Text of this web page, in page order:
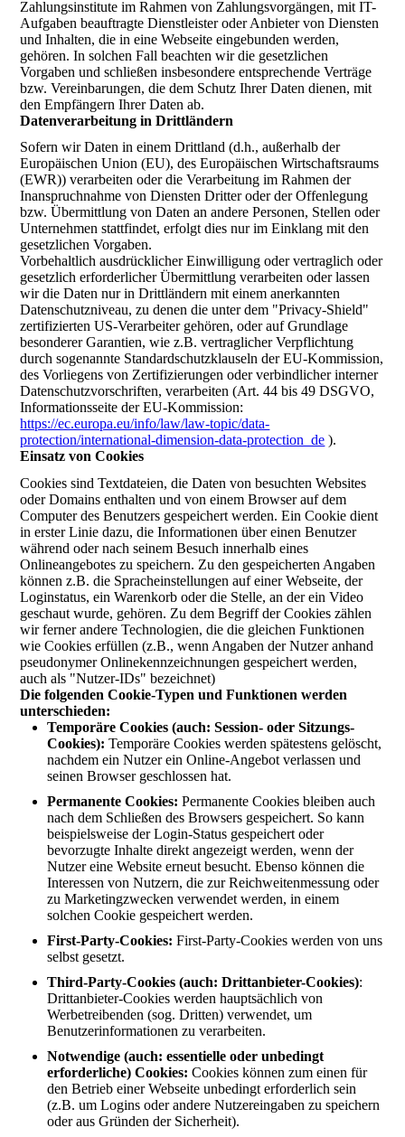
Zahlungsinstitute im Rahmen von Zahlungsvorgängen, mit IT-
Aufgaben beauftragte Dienstleister oder Anbieter von Diensten
und Inhalten, die in eine Webseite eingebunden werden,
gehören. In solchen Fall beachten wir die gesetzlichen
Vorgaben und schließen insbesondere entsprechende Verträge
bzw. Vereinbarungen, die dem Schutz Ihrer Daten dienen, mit
den Empfängern Ihrer Daten ab.
Datenverarbeitung in Drittländern
Sofern wir Daten in einem Drittland (d.h., außerhalb der
Europäischen Union (EU), des Europäischen Wirtschaftsraums
(EWR)) verarbeiten oder die Verarbeitung im Rahmen der
Inanspruchnahme von Diensten Dritter oder der Offenlegung
bzw. Übermittlung von Daten an andere Personen, Stellen oder
Unternehmen stattfindet, erfolgt dies nur im Einklang mit den
gesetzlichen Vorgaben.
Vorbehaltlich ausdrücklicher Einwilligung oder vertraglich oder
gesetzlich erforderlicher Übermittlung verarbeiten oder lassen
wir die Daten nur in Drittländern mit einem anerkannten
Datenschutzniveau, zu denen die unter dem "Privacy-Shield"
zertifizierten US-Verarbeiter gehören, oder auf Grundlage
besonderer Garantien, wie z.B. vertraglicher Verpflichtung
durch sogenannte Standardschutzklauseln der EU-Kommission,
des Vorliegens von Zertifizierungen oder verbindlicher interner
Datenschutzvorschriften, verarbeiten (Art. 44 bis 49 DSGVO,
Informationsseite der EU-Kommission:
https://ec.europa.eu/info/law/law-topic/data-
protection/international-dimension-data-protection_de ).
Einsatz von Cookies
Cookies sind Textdateien, die Daten von besuchten Websites
oder Domains enthalten und von einem Browser auf dem
Computer des Benutzers gespeichert werden. Ein Cookie dient
in erster Linie dazu, die Informationen über einen Benutzer
während oder nach seinem Besuch innerhalb eines
Onlineangebotes zu speichern. Zu den gespeicherten Angaben
können z.B. die Spracheinstellungen auf einer Webseite, der
Loginstatus, ein Warenkorb oder die Stelle, an der ein Video
geschaut wurde, gehören. Zu dem Begriff der Cookies zählen
wir ferner andere Technologien, die die gleichen Funktionen
wie Cookies erfüllen (z.B., wenn Angaben der Nutzer anhand
pseudonymer Onlinekennzeichnungen gespeichert werden,
auch als "Nutzer-IDs" bezeichnet)
Die folgenden Cookie-Typen und Funktionen werden
unterschieden:
Temporäre Cookies (auch: Session- oder Sitzungs-
Cookies): Temporäre Cookies werden spätestens gelöscht,
nachdem ein Nutzer ein Online-Angebot verlassen und
seinen Browser geschlossen hat.
Permanente Cookies: Permanente Cookies bleiben auch
nach dem Schließen des Browsers gespeichert. So kann
beispielsweise der Login-Status gespeichert oder
bevorzugte Inhalte direkt angezeigt werden, wenn der
Nutzer eine Website erneut besucht. Ebenso können die
Interessen von Nutzern, die zur Reichweitenmessung oder
zu Marketingzwecken verwendet werden, in einem
solchen Cookie gespeichert werden.
First-Party-Cookies: First-Party-Cookies werden von uns
selbst gesetzt.
Third-Party-Cookies (auch: Drittanbieter-Cookies):
Drittanbieter-Cookies werden hauptsächlich von
Werbetreibenden (sog. Dritten) verwendet, um
Benutzerinformationen zu verarbeiten.
Notwendige (auch: essentielle oder unbedingt
erforderliche) Cookies: Cookies können zum einen für
den Betrieb einer Webseite unbedingt erforderlich sein
(z.B. um Logins oder andere Nutzereingaben zu speichern
oder aus Gründen der Sicherheit).